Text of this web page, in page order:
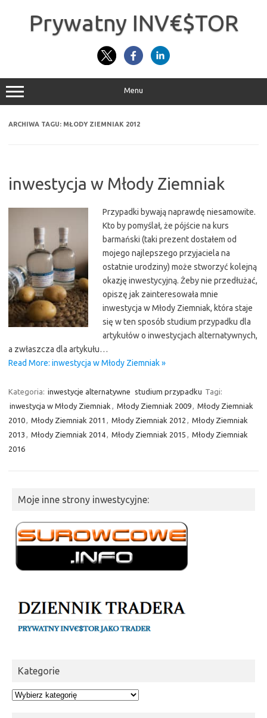
Prywatny INV€$TOR
Menu
ARCHIWA TAGU: MŁODY ZIEMNIAK 2012
inwestycja w Młody Ziemniak
Przypadki bywają naprawdę niesamowite.
Kto by pomyślał, że pójście na kurs
barmański (taki prezent dostałem od
mojego najlepszego przyjaciela na
ostatnie urodziny) może stworzyć kolejną
okazję inwestycyjną. Żeby nie przedłużać,
opiszę jak zainteresowała mnie
inwestycja w Młody Ziemniak, która staje
się w ten sposób studium przypadku dla
artykułów o inwestycjach alternatywnych,
a zwłaszcza dla artykułu…
Read More: inwestycja w Młody Ziemniak »
Kategoria: inwestycje alternatywne studium przypadku Tagi:
inwestycja w Młody Ziemniak , Młody Ziemniak 2009, Młody Ziemniak
2010, Młody Ziemniak 2011 , Młody Ziemniak 2012 , Młody Ziemniak
2013 , Młody Ziemniak 2014, Młody Ziemniak 2015 , Młody Ziemniak
2016
Moje inne strony inwestycyjne:
Kategorie
Kategorie